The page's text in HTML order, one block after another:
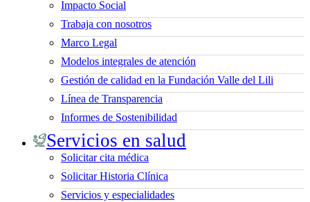
Impacto Social
Trabaja con nosotros
Marco Legal
Modelos integrales de atención
Gestión de calidad en la Fundación Valle del Lili
Línea de Transparencia
Informes de Sostenibilidad
Servicios en salud
Solicitar cita médica
Solicitar Historia Clínica
Servicios y especialidades